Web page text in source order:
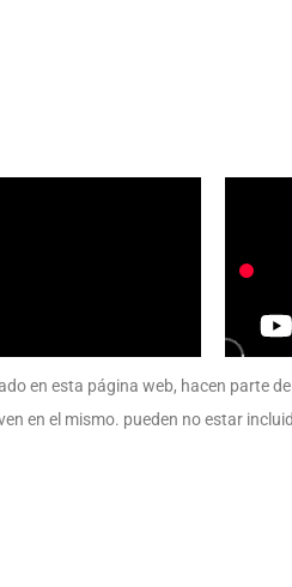
en esta página web, hacen parte
en el mismo. pueden no estar